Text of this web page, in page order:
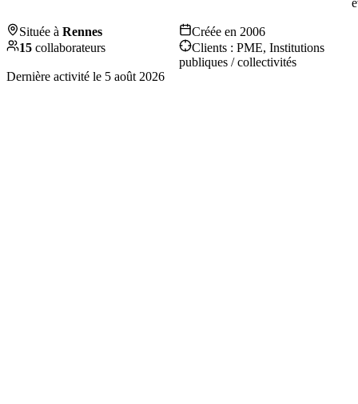
Située à Rennes Créée en 2006
15 collaborateurs Clients : PME, Institutions
publiques / collectivités
Dernière activité le 5 août 2026